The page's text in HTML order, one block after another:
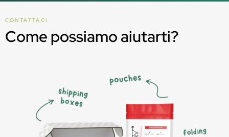
CONTATTACI
Come possiamo aiutarti?